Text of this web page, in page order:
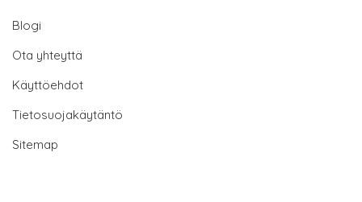
Blogi
Ota yhteyttä
Käyttöehdot
Tietosuojakäytäntö
Sitemap